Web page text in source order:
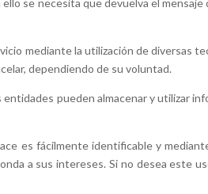
mediante la utilización de diversas
dependiendo de su voluntad.
pueden almacenar y utilizar
es fácilmente identificable y
a sus intereses. Si no desea este